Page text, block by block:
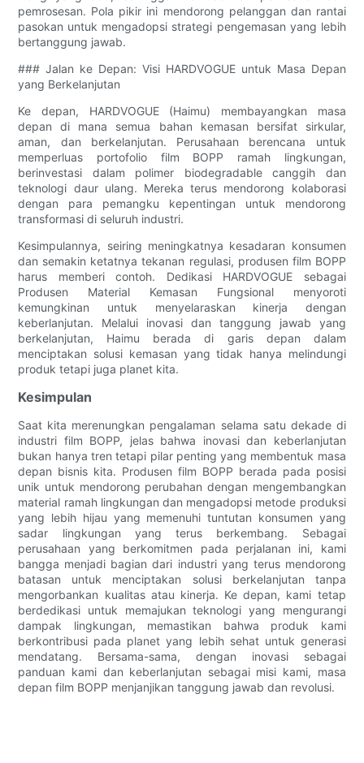
pemrosesan. Pola pikir ini mendorong pelanggan dan rantai
pasokan untuk mengadopsi strategi pengemasan yang lebih
bertanggung jawab.
### Jalan ke Depan: Visi HARDVOGUE untuk Masa Depan
yang Berkelanjutan
Ke depan, HARDVOGUE (Haimu) membayangkan masa
depan di mana semua bahan kemasan bersifat sirkular,
aman, dan berkelanjutan. Perusahaan berencana untuk
memperluas portofolio film BOPP ramah lingkungan,
berinvestasi dalam polimer biodegradable canggih dan
teknologi daur ulang. Mereka terus mendorong kolaborasi
dengan para pemangku kepentingan untuk mendorong
transformasi di seluruh industri.
Kesimpulannya, seiring meningkatnya kesadaran konsumen
dan semakin ketatnya tekanan regulasi, produsen film BOPP
harus memberi contoh. Dedikasi HARDVOGUE sebagai
Produsen Material Kemasan Fungsional menyoroti
kemungkinan untuk menyelaraskan kinerja dengan
keberlanjutan. Melalui inovasi dan tanggung jawab yang
berkelanjutan, Haimu berada di garis depan dalam
menciptakan solusi kemasan yang tidak hanya melindungi
produk tetapi juga planet kita.
Kesimpulan
Saat kita merenungkan pengalaman selama satu dekade di
industri film BOPP, jelas bahwa inovasi dan keberlanjutan
bukan hanya tren tetapi pilar penting yang membentuk masa
depan bisnis kita. Produsen film BOPP berada pada posisi
unik untuk mendorong perubahan dengan mengembangkan
material ramah lingkungan dan mengadopsi metode produksi
yang lebih hijau yang memenuhi tuntutan konsumen yang
sadar lingkungan yang terus berkembang. Sebagai
perusahaan yang berkomitmen pada perjalanan ini, kami
bangga menjadi bagian dari industri yang terus mendorong
batasan untuk menciptakan solusi berkelanjutan tanpa
mengorbankan kualitas atau kinerja. Ke depan, kami tetap
berdedikasi untuk memajukan teknologi yang mengurangi
dampak lingkungan, memastikan bahwa produk kami
berkontribusi pada planet yang lebih sehat untuk generasi
mendatang. Bersama-sama, dengan inovasi sebagai
panduan kami dan keberlanjutan sebagai misi kami, masa
depan film BOPP menjanjikan tanggung jawab dan revolusi.